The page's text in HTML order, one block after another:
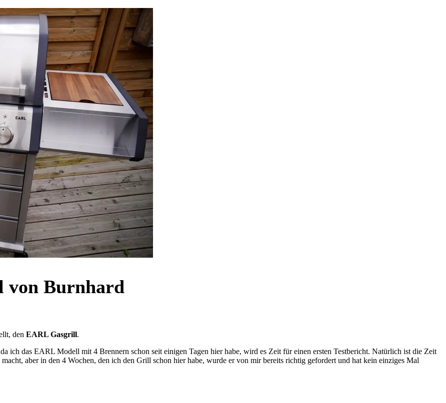
von Burnhard
den EARL Gasgrill.
ich das EARL Modell mit 4 Brennern schon seit einigen Tagen hier habe, wird es Zeit für einen ersten Testbericht. Natürlich ist die Zeit
aber in den 4 Wochen, den ich den Grill schon hier habe, wurde er von mir bereits richtig gefordert und hat kein einziges Mal